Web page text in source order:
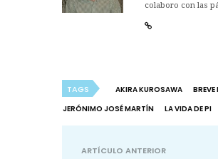
colaboro con las
TAGS AKIRA KUROSAWA
JERÓNIMO JOSÉ MARTÍN
LA VIDA DE PI
ARTÍCULO ANTERIOR